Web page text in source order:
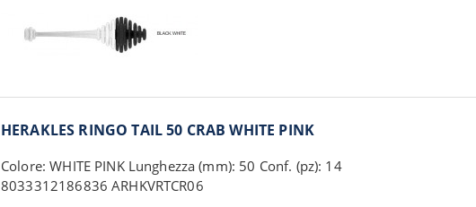
HERAKLES RINGO TAIL 50 CRAB WHITE PINK
Colore: WHITE PINK Lunghezza (mm): 50 Conf. (pz): 14
8033312186836 ARHKVRTCR06